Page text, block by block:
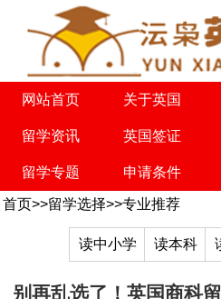
网站首页 关于英国
留学资讯 英国签证
留学专题 申请条件
首页>>留学选择>>专业推荐
读中小学 读本科
别再乱选了！英国商科